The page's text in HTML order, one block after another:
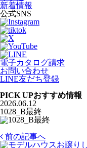
新着情報
公式SNS
電子カタログ請求
お問い合わせ
LINE友だち登録
PICK UPおすすめ情報
2026.06.12
1028_B最終
前の記事へ